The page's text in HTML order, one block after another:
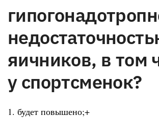
яичников, в том
у спортсменок?
1. будет повышено;+